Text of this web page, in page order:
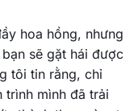
hoa hồng, nhưng
sẽ gặt hái được
tôi tin rằng, chỉ
trình mình đã trải